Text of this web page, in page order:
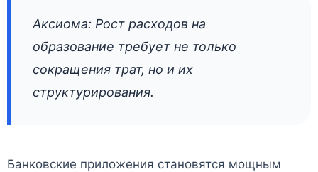
Аксиома: Рост расходов на
образование требует не только
сокращения трат, но и их
структурирования.
Банковские приложения становятся мощным